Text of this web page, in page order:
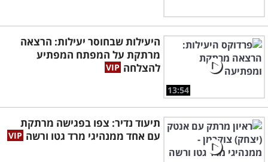
13:54
היעילות שבחוסר יעילות: הרצאה
מרתקת על המפתח המפתיע
להצלחה
תיעוד נדיר: צפו בפגישה מרתקת
עם אחד ממנהיגי מרד גטו ורשה